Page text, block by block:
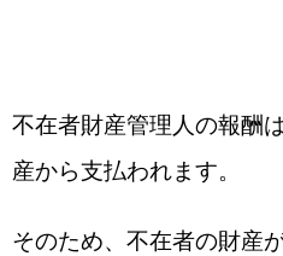
不在者財産管理人の報酬
産から支払われます。
そのため、不在者の財産